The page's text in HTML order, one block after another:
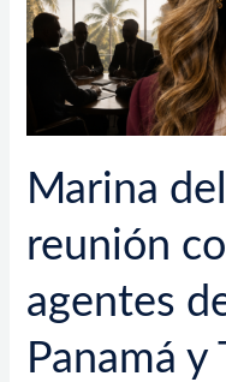
Marina
reunión
agentes
Panamá y
agentes
del
y
Tijuana